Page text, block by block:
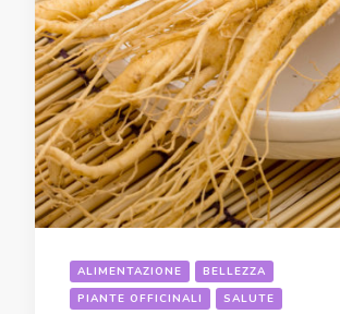
ALIMENTAZIONE
BELLEZZA
PIANTE OFFICINALI
SALUTE